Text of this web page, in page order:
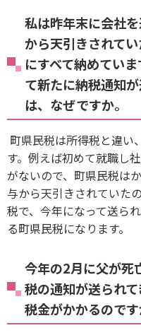
私は昨年末に会社
から天引きされて
にすべて納めてい
て新たに納税通知
は、なぜですか。
町県民税は所得税と違い
す。例えば初めて就職し
がないので、町県民税は
与から天引きされていた
税で、今年になって送ら
る町県民税になります。
今年の2月に父が死
税の通知が送られ
税金がかかるのです